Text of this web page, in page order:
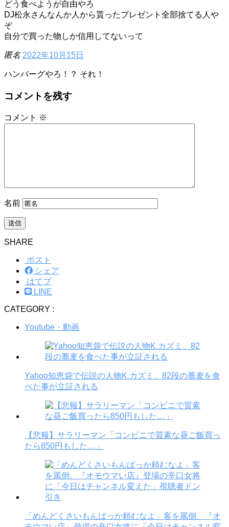
どう食べようが自由やろ
DJ松永さんなんか人から貰ったプレゼント全部捨てる人や
ぞ
自分で買った物しか信用してないって
匿名 2022年10月15日
ハンバーグやろ！？ それ！
コメントを残す
コメント ※
名前
SHARE
ポスト
シェア
はてブ
LINE
CATEGORY :
Youtube・動画
Yahoo知恵袋で伝説の人物K.カズミ、82段の蕎麦を食
べた事が立証される
【悲報】サラリーマン「コンビニで質素な昼ご飯買っ
たら850円もした…」
「めんどくさいもんばっか頼むなよ」客を罵倒、『オ